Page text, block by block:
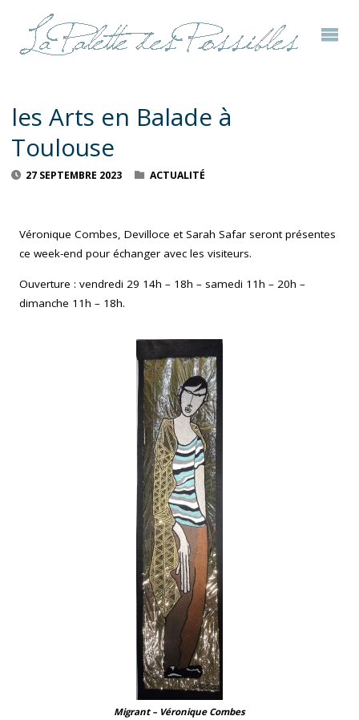
les Arts en Balade à
Toulouse
27 SEPTEMBRE 2023 ACTUALITÉ
Véronique Combes, Devilloce et Sarah Safar seront présentes
ce week-end pour échanger avec les visiteurs.
Ouverture : vendredi 29 14h – 18h – samedi 11h – 20h –
dimanche 11h – 18h.
Migrant – Véronique Combes